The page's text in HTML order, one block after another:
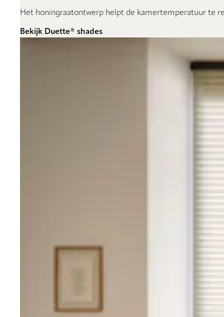
Het honingraatontwerp helpt de kamertemperatuur te
Bekijk Duette® shades